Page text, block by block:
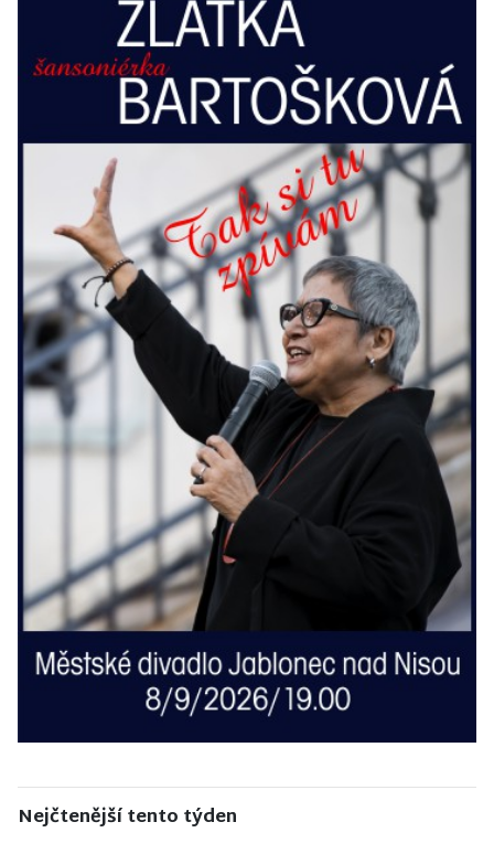
Nejčtenější tento týden